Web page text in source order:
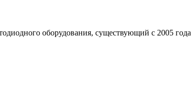
оборудования, существующий с 2005 года